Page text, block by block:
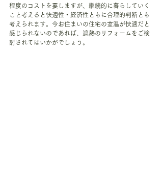
程度のコストを要しますが、継続的に暮らしていく
こと考えると快適性・経済性ともに合理的判断とも
考えられます。今お住まいの住宅の室温が快適だと
感じられないのであれば、遮熱のリフォームをご検
討されてはいかがでしょう。